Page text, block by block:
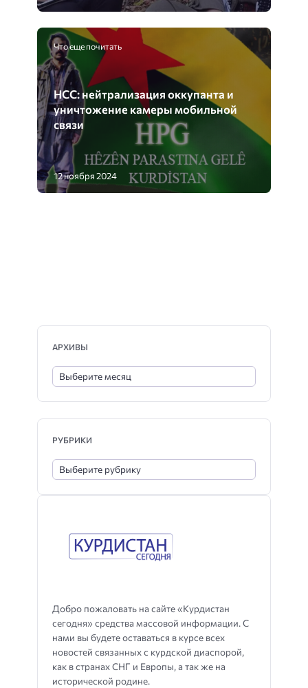
НСС: нейтрализация оккупанта и
связи
12 ноября 2024
Добро пожаловать на сайте «Курдистан
сегодня» средства массовой информации. С
нами вы будете оставаться в курсе всех
новостей связанных с курдской диаспорой,
как в странах СНГ и Европы, а так же на
исторической родине.
АРХИВЫ
РУБРИКИ